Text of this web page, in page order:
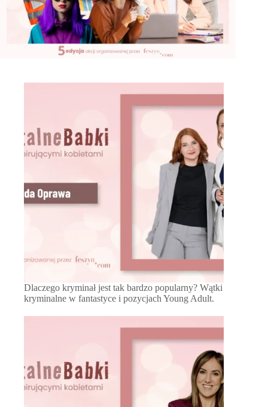
Dlaczego kryminał jest tak bardzo popularny? Wątki
kryminalne w fantastyce i pozycjach Young Adult.